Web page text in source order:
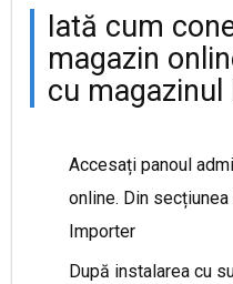
Iată cum
magazin
cu magazinul
Accesați panoul
online. Din
Importer
După instalarea cu